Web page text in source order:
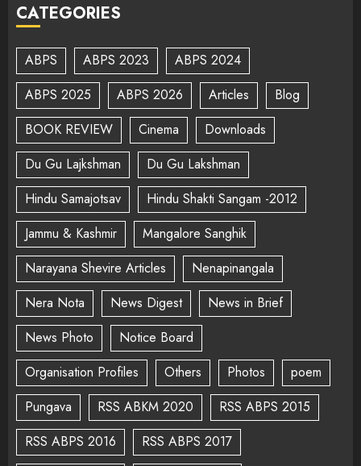
CATEGORIES
ABPS ABPS 2023
ABPS 2024
ABPS 2025
ABPS 2026 Articles
Blog
BOOK REVIEW
Cinema
Downloads
Du Gu Lajkshman
Du Gu Lakshman
Hindu Samajotsav
Hindu Shakti Sangam -2012
Jammu & Kashmir
Mangalore Sanghik
Narayana Shevire Articles
Nenapinangala
Nera Nota
News Digest
News in Brief
News Photo
Notice Board
Organisation Profiles
Others Photos
poem
Pungava
RSS ABKM 2020
RSS ABPS 2015
RSS ABPS 2016
RSS ABPS 2017